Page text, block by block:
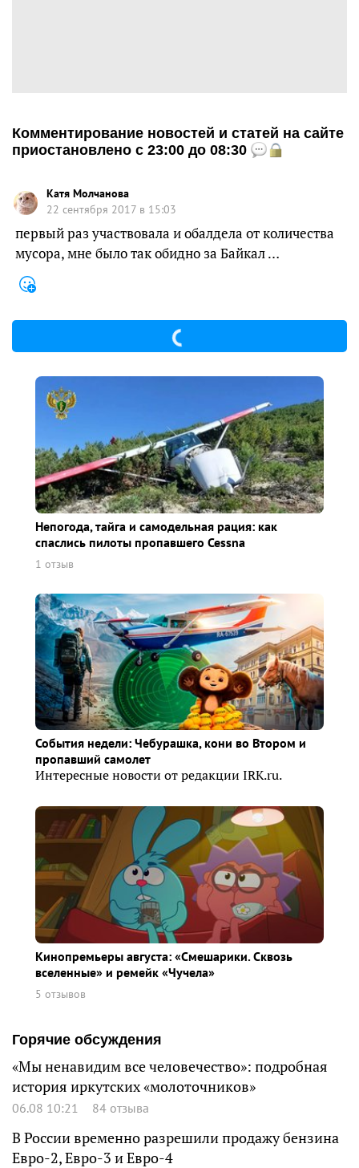
Комментирование новостей и статей на сайте
приостановлено с 23:00 до 08:30
Катя Молчанова
22 сентября 2017 в 15:03
первый раз участвовала и обалдела от количества
мусора, мне было так обидно за Байкал …
Непогода, тайга и самодельная рация: как
спаслись пилоты пропавшего Cessna
1 отзыв
События недели: Чебурашка, кони во Втором и
пропавший самолет
Интересные новости от редакции IRK.ru.
Кинопремьеры августа: «Смешарики. Сквозь
вселенные» и ремейк «Чучела»
5 отзывов
Горячие обсуждения
«Мы ненавидим все человечество»: подробная
история иркутских «молоточников»
06.08 10:21 84 отзыва
В России временно разрешили продажу бензина
Евро-2, Евро-3 и Евро-4